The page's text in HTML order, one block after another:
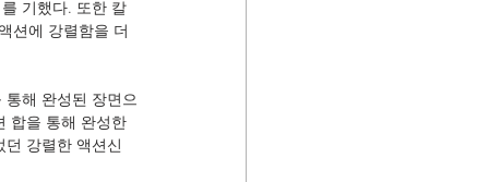
기했다. 또한 칼
션에 강렬함을 더
해 완성된 장면으
합을 통해 완성한
강렬한 액션신